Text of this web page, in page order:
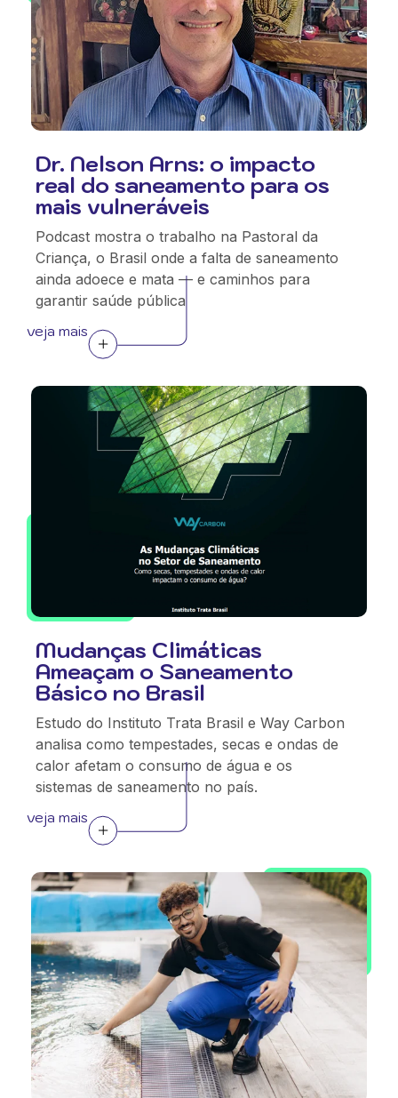
Dr. Nelson Arns: o impacto
real do saneamento para os
mais vulneráveis
Podcast mostra o trabalho na Pastoral da
Criança, o Brasil onde a falta de saneamento
ainda adoece e mata — e caminhos para
garantir saúde pública
veja mais
Mudanças Climáticas
Ameaçam o Saneamento
Básico no Brasil
Estudo do Instituto Trata Brasil e Way Carbon
analisa como tempestades, secas e ondas de
calor afetam o consumo de água e os
sistemas de saneamento no país.
veja mais